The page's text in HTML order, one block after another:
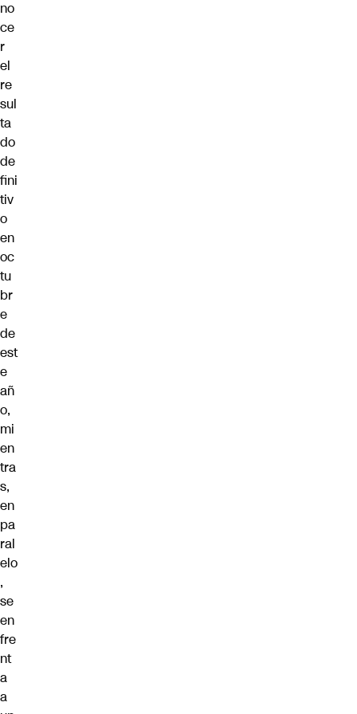
no
ce
r
el
re
sul
ta
do
de
fini
tiv
o
en
oc
tu
br
e
de
est
e
añ
o,
mi
en
tra
s,
en
pa
ral
elo
,
se
en
fre
nt
a
a